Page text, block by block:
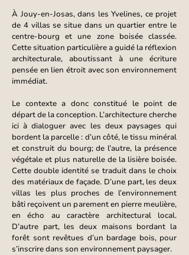
À Jouy-en-Josas, dans les Yvelines, ce projet
de 4 villas se situe dans un quartier entre le
centre-bourg et une zone boisée classée.
Cette situation particulière a guidé la réflexion
architecturale, aboutissant à une écriture
pensée en lien étroit avec son environnement
immédiat.
Le contexte a donc constitué le point de
départ de la conception. L’architecture cherche
ici à dialoguer avec les deux paysages qui
bordent la parcelle : d’un côté, le tissu minéral
et construit du bourg; de l’autre, la présence
végétale et plus naturelle de la lisière boisée.
Cette double identité se traduit dans le choix
des matériaux de façade. D’une part, les deux
villas les plus proches de l’environnement
bâti reçoivent un parement en pierre meulière,
en écho au caractère architectural local.
D’autre part, les deux maisons bordant la
forêt sont revêtues d’un bardage bois, pour
s’inscrire dans son environnement paysager.